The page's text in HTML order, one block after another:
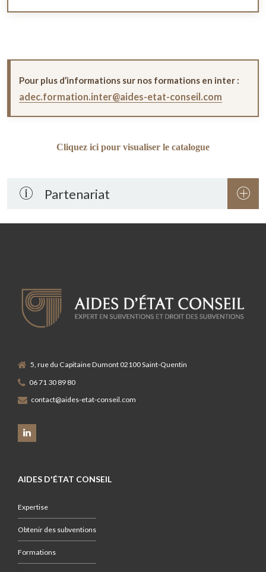
Pour plus d’informations sur nos formations en inter :
adec.formation.inter@aides-etat-conseil.com
Cliquez ici pour visualiser le catalogue
Partenariat
5, rue du Capitaine Dumont 02100 Saint-Quentin
06 71 30 89 80
contact@aides-etat-conseil.com
AIDES D'ÉTAT CONSEIL
Expertise
Obtenir des subventions
Formations